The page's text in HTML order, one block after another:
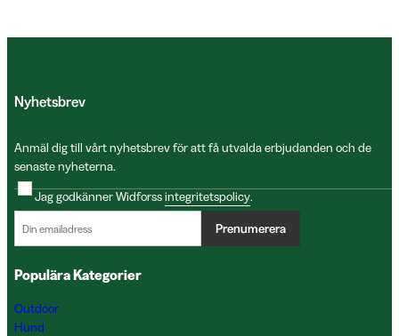
Nyhetsbrev
Anmäl dig till vårt nyhetsbrev för att få utvalda erbjudanden och de
senaste nyheterna.
Jag godkänner Widforssintegritetspolicy.
Prenumerera
Populära Kategorier
Outdoor
Hund